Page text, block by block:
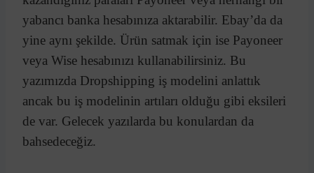
yabancı banka hesabınıza aktarabilir. Ebay’da da
yine aynı şekilde. Ürün satmak için ise Payoneer
veya Wise hesabınızı kullanabilirsiniz. Bu
yazımızda Dropshipping iş modelini anlattık
ancak bu iş modelinin artıları olduğu gibi eksileri
de var. Gelecek yazılarda bu konulardan da
bahsedeceğiz.